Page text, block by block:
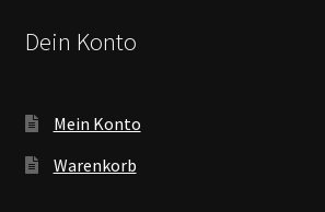
Dein Konto
Mein Konto
Warenkorb